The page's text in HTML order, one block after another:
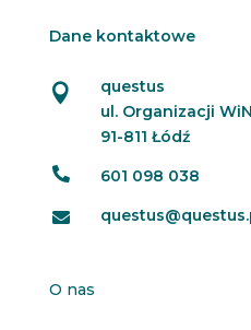
Dane kontaktowe

questus
ul. Organizacji
91-811 Łódź
 601 098 038

O nas